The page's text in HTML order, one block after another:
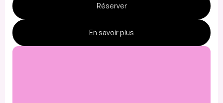
Réserver
En savoir plus